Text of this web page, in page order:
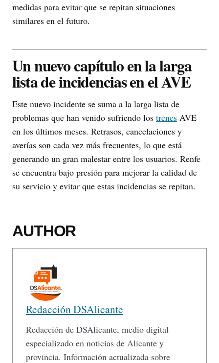
medidas para evitar que se repitan situaciones
similares en el futuro.
Un nuevo capítulo en la larga
lista de incidencias en el AVE
Este nuevo incidente se suma a la larga lista de
problemas que han venido sufriendo los trenes AVE
en los últimos meses. Retrasos, cancelaciones y
averías son cada vez más frecuentes, lo que está
generando un gran malestar entre los usuarios. Renfe
se encuentra bajo presión para mejorar la calidad de
su servicio y evitar que estas incidencias se repitan.
AUTHOR
Redacción DSAlicante
Redacción de DSAlicante, medio digital
especializado en noticias de Alicante y
provincia. Información actualizada sobre